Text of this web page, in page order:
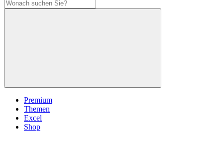
Premium
Themen
Excel
Shop